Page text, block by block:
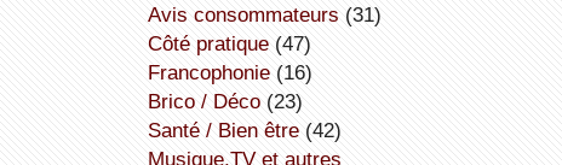
avis consommateurs (31)
côté pratique(47)
Francophonie(16)
Brico / Déco(23)
Santé / Bien être(42)
Musique,TV et autres